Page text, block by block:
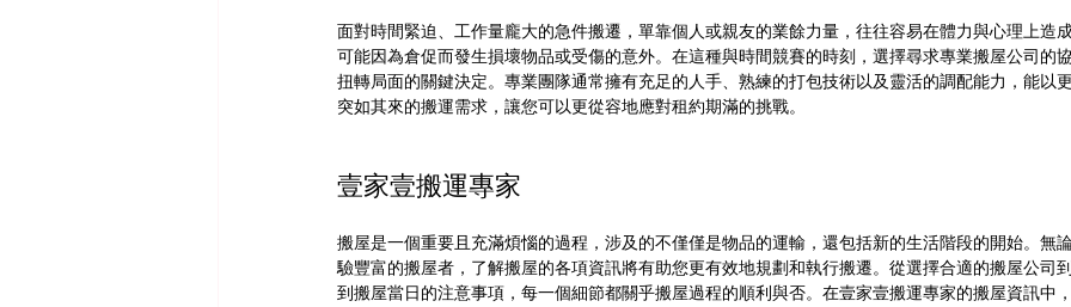
面對時間緊迫、工作量龐大的急件搬遷，單靠個人或親友的業餘力量，往往容易在體力與心理上造
可能因為倉促而發生損壞物品或受傷的意外。在這種與時間競賽的時刻，選擇尋求專業搬屋公司的
扭轉局面的關鍵決定。專業團隊通常擁有充足的人手、熟練的打包技術以及靈活的調配能力，能以
突如其來的搬運需求，讓您可以更從容地應對租約期滿的挑戰。
壹家壹搬運專家
搬屋是一個重要且充滿煩惱的過程，涉及的不僅僅是物品的運輸，還包括新的生活階段的開始。無
驗豐富的搬屋者，了解搬屋的各項資訊將有助您更有效地規劃和執行搬遷。從選擇合適的搬屋公司
到搬屋當日的注意事項，每一個細節都關乎搬屋過程的順利與否。在壹家壹搬運專家的搬屋資訊中